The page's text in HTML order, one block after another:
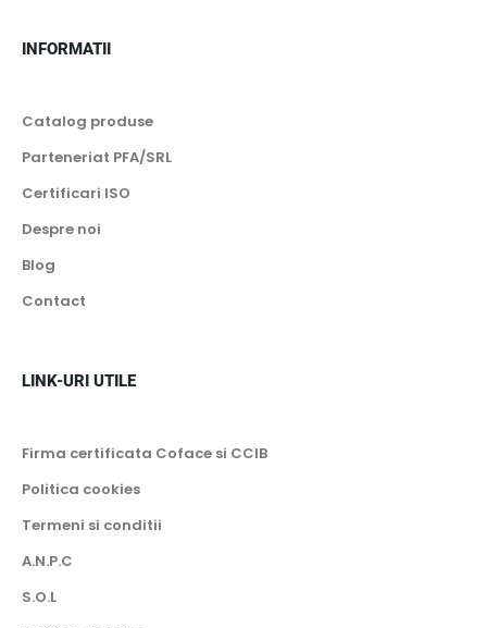
INFORMATII
Catalog produse
Parteneriat PFA/SRL
Certificari ISO
Despre noi
Blog
Contact
LINK-URI UTILE
Firma certificata Coface si CCIB
Politica cookies
Termeni si conditii
A.N.P.C
S.O.L